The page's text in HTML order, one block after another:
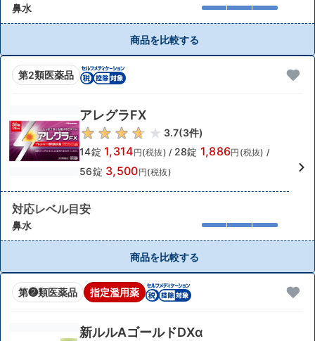
鼻水
商品を比較する
第2類医薬品
アレグラFX
3.7(3件)
14錠 1,314円(税抜) / 28錠 1,886円(税抜) /
56錠 3,500円(税抜)
対応レベル目安
鼻水
商品を比較する
第❷類医薬品 指定濫用薬
新ルルAゴールドDXα